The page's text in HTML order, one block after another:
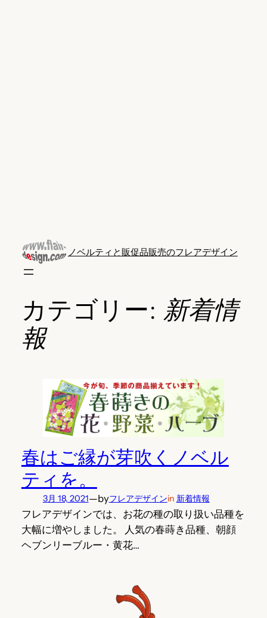
ノベルティと販促品販売のフレアデザイン
カテゴリー: 新着情
報
春はご縁が芽吹くノベル
ティを。
3月 18, 2021—byフレアデザインin 新着情報
フレアデザインでは、お花の種の取り扱い品種を
大幅に増やしました。 人気の春蒔き品種、朝顔
ヘブンリーブルー・黄花…